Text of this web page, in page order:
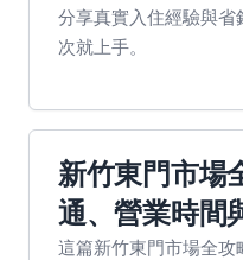
分享真實入住經驗與
次就上手。
新竹東門市場
通、營業時間
這篇新竹東門市場全